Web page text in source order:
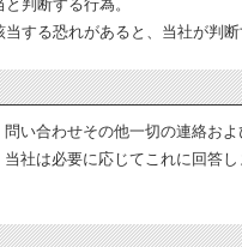
判断する行為。
する恐れがあると、当社が判
い合わせその他一切の連絡お
社は必要に応じてこれに回答